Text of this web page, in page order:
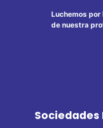
Luchemos por
de nuestra
Sociedades